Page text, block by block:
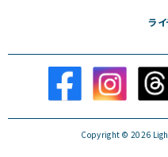
ラ
Copyright © 2026